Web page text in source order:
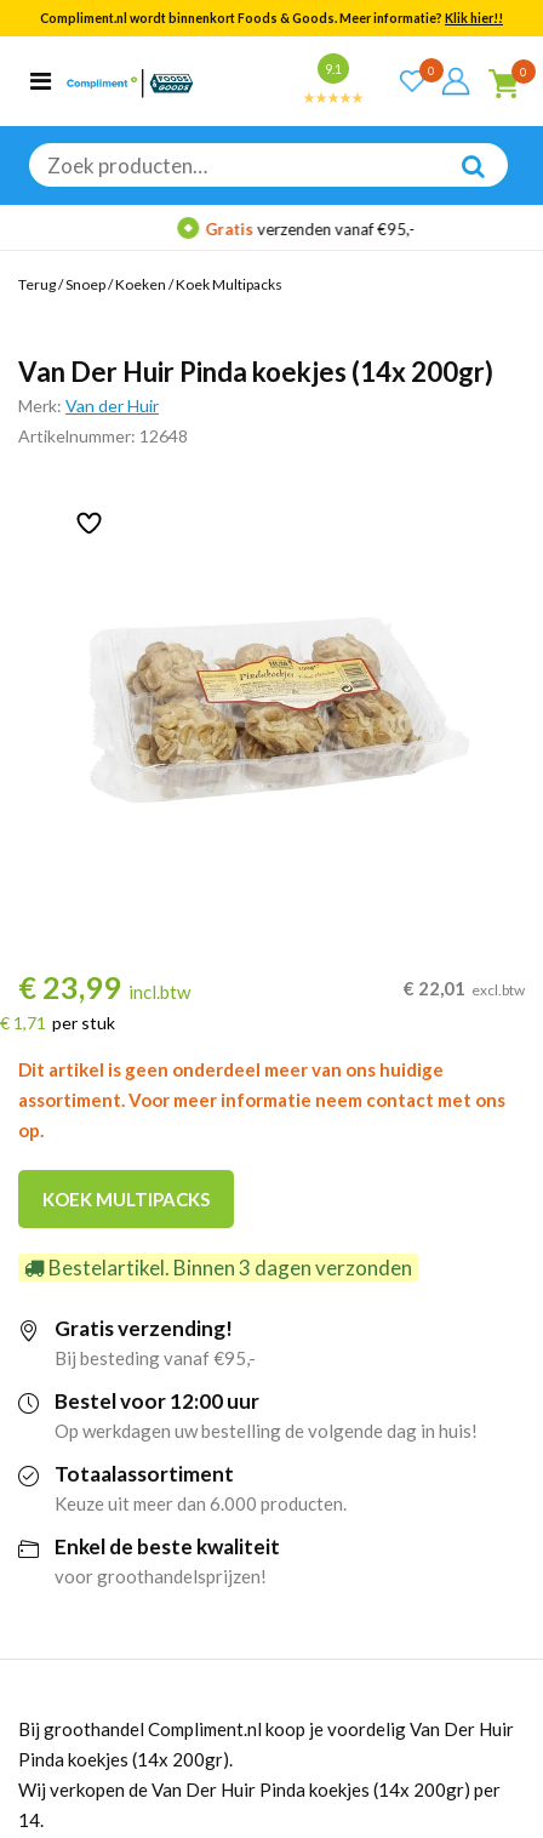
Compliment.nl wordt binnenkort Foods & Goods. Meer informatie? Klik hier!!
9.1 0 0
Zoeken
naar:
Categorieën
Bekijk alle resultaten
Gratisverzenden vanaf €95,-
Terug/Snoep/Koeken /Koek Multipacks
Van Der Huir Pinda koekjes (14x 200gr)
Merk: Van der Huir
Artikelnummer: 12648
€ 23,99 incl.btw
€ 1,71 per stuk
€ 22,01 excl.btw
Dit artikel is geen onderdeel meer van ons huidige
assortiment. Voor meer informatie neem contact met ons
op.
KOEK MULTIPACKS
Bestelartikel. Binnen 3 dagen verzonden
Gratis verzending!
Bij besteding vanaf €95,-
Bestel voor 12:00 uur
Op werkdagen uw bestelling de volgende dag in huis!
Totaalassortiment
Keuze uit meer dan 6.000 producten.
Enkel de beste kwaliteit
voor groothandelsprijzen!
Bij groothandel Compliment.nl koop je voordelig Van Der Huir
Pinda koekjes (14x 200gr).
Wij verkopen de Van Der Huir Pinda koekjes (14x 200gr) per
14.